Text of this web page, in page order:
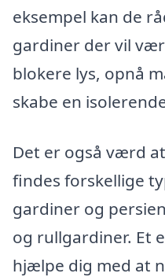
eksempel kan de
gardiner der vil
blokere lys, opnå
skabe en
Det er også værd
findes forskellige
gardiner og
og rullgardiner. Et
hjælpe dig med at